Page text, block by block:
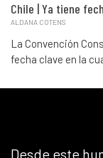
Chile | Ya tiene
ALDANA COTENS
La Convención
fecha clave en la
Desde este